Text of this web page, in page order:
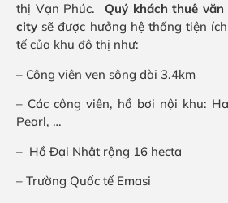
thị Vạn Phúc. Quý khách thuêvăn
city sẽ được hưởng hệ thống tiện
tế của khu đô thị như:
– Công viên ven sông dài 3.4km
– Các công viên, hồ bơi nội khu:
Pearl, …
– Hồ Đại Nhật rộng 16 hecta
– Trường Quốc tế Emasi